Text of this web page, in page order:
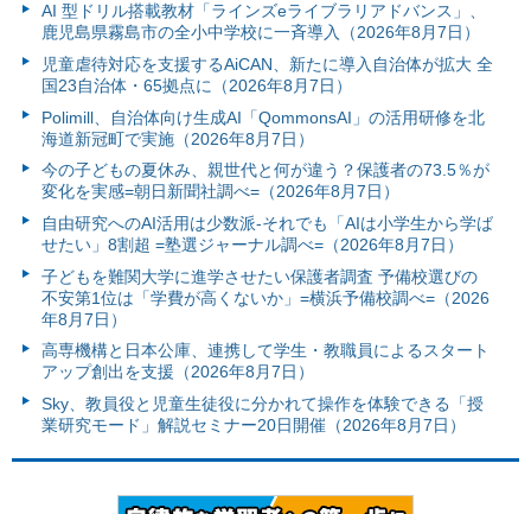
AI 型ドリル搭載教材「ラインズeライブラリアドバンス」、
鹿児島県霧島市の全小中学校に一斉導入（2026年8月7日）
児童虐待対応を支援するAiCAN、新たに導入自治体が拡大 全
国23自治体・65拠点に（2026年8月7日）
Polimill、自治体向け生成AI「QommonsAI」の活用研修を北
海道新冠町で実施（2026年8月7日）
今の子どもの夏休み、親世代と何が違う？保護者の73.5％が
変化を実感=朝日新聞社調べ=（2026年8月7日）
自由研究へのAI活用は少数派-それでも「AIは小学生から学ば
せたい」8割超 =塾選ジャーナル調べ=（2026年8月7日）
子どもを難関大学に進学させたい保護者調査 予備校選びの
不安第1位は「学費が高くないか」=横浜予備校調べ=（2026
年8月7日）
高専機構と日本公庫、連携して学生・教職員によるスタート
アップ創出を支援（2026年8月7日）
Sky、教員役と児童生徒役に分かれて操作を体験できる「授
業研究モード」解説セミナー20日開催（2026年8月7日）